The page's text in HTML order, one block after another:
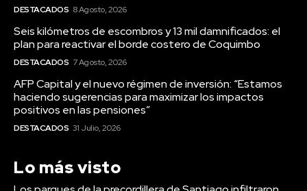
DESTACADOS 8 Agosto, 2026
Seis kilómetros de escombros y 13 mil damnificados: el
plan para reactivar el borde costero de Coquimbo
DESTACADOS 7 Agosto, 2026
AFP Capital y el nuevo régimen de inversión: “Estamos
haciendo sugerencias para maximizar los impactos
positivos en las pensiones”
DESTACADOS 31 Julio, 2026
Lo más visto